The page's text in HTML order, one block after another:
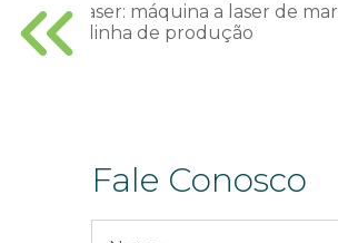
em
Gravação mecânica:
metal com máquina de
Fale Conosco